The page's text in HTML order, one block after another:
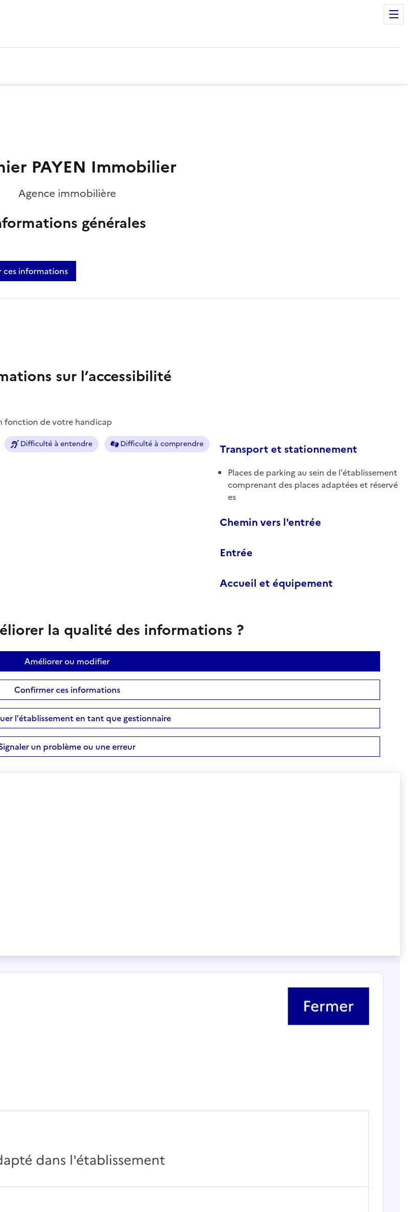
PAYEN Immobilier
Agence immobilière
générales
ces informations
sur l’accessibilité
fonction de votre handicap
Difficulté à entendre Difficulté à comprendre Transport et stationnement
Places de parking au sein de l'établissement
comprenant des places adaptées et réservé
es
Chemin vers l'entrée
Entrée
Accueil et équipement
la qualité des informations ?
Améliorer ou modifier
Confirmer ces informations
l'établissement en tant que gestionnaire
un problème ou une erreur